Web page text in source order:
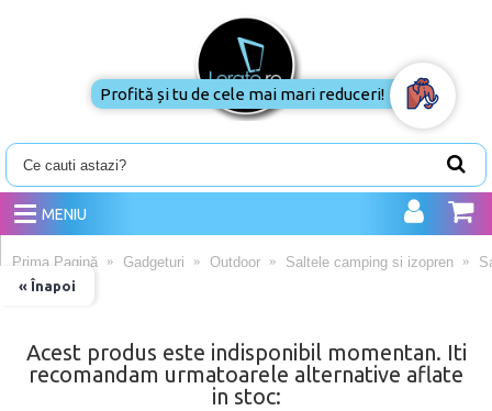
MENIU
« Înapoi
Prima Pagină Gadgeturi Outdoor Saltele camping si izopren
Acest produs este indisponibil momentan. Iti
recomandam urmatoarele alternative aflate
in stoc:
Profită și tu de cele mai mari
reduceri!